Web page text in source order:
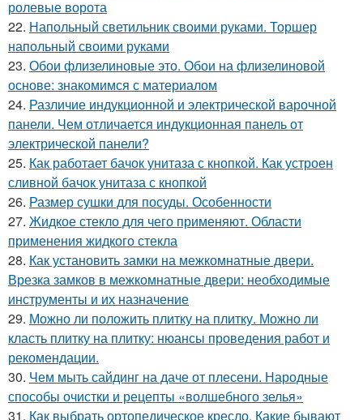
ролевые ворота
22. Напольный светильник своими руками. Торшер
напольный своими руками
23. Обои флизелиновые это. Обои на флизелиновой
основе: знакомимся с материалом
24. Различие индукционной и электрической варочной
панели. Чем отличается индукционная панель от
электрической панели?
25. Как работает бачок унитаза с кнопкой. Как устроен
сливной бачок унитаза с кнопкой
26. Размер сушки для посуды. Особенности
27. Жидкое стекло для чего применяют. Области
применения жидкого стекла
28. Как установить замки на межкомнатные двери.
Врезка замков в межкомнатные двери: необходимые
инструменты и их назначение
29. Можно ли положить плитку на плитку. Можно ли
класть плитку на плитку: нюансы проведения работ и
рекомендации.
30. Чем мыть сайдинг на даче от плесени. Народные
способы очистки и рецепты «волшебного зелья»
31. Как выбрать ортопедическое кресло. Какие бывают